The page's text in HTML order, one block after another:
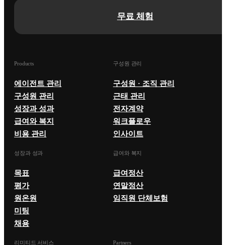
무료 체험
Products
에이전트 관리
구성원 관리
성장과 성과
급여와 복지
비용 관리
구성원 관리
구성원 · 조직 관리
근태 관리
전자계약
워크플로우
인사이트
성장과 성과
목표
평가
원온원
미팅
채용
급여와 복지
급여정산
연말정산
임직원 단체보험
리미티드 서비스 Partners